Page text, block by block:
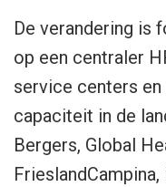
De verandering is
op een centraler
service centers
capaciteit in de
Bergers, Global